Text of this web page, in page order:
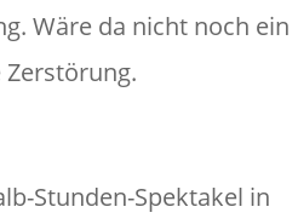
Wäre da nicht noch ein
Zerstörung.
Stunden-Spektakel in